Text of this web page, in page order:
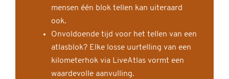
mensen één blok tellen kan uiteraard
ook.
Onvoldoende tijd voor het tellen van een
atlasblok? Elke losse uurtelling van een
kilometerhok via LiveAtlas vormt een
waardevolle aanvulling.